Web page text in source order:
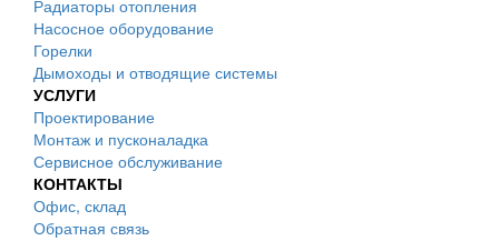
Радиаторы отопления
Насосное оборудование
Горелки
Дымоходы и отводящие системы
УСЛУГИ
Проектирование
Монтаж и пусконаладка
Сервисное обслуживание
КОНТАКТЫ
Офис, склад
Обратная связь